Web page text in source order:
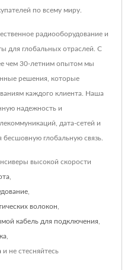
по всему миру.
радиооборудование и
для глобальных отраслей. С
чем 30-летним опытом мы
решения, которые
каждого клиента. Наша
надежность и
дата-сетей и
глобальную связь.
высокой скорости
волокон
кабель для подключения
и не стесняйтесь